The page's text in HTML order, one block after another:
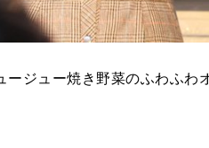
ージュー焼き野菜のふわふわ